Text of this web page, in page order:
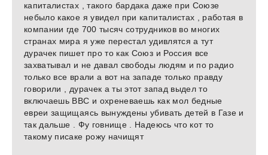
капиталистах , такого бардака даже при Союзе
небыло какое я увидел при капиталистах , работая в
компании где 700 тысяч сотрудников во многих
странах мира я уже перестал удивлятся а тут
дурачек пишет про то как Союз и Россия все
захватывал и не давал свободы людям и по радио
только все врали а вот на западе только правду
говорили , дурачек а ты этот запад выдел то
включаешь ВВС и охреневаешь как мол бедные
евреи защищаясь вынуждены убивать детей в Газе и
так дальше . Фу говнище . Надеюсь что кот то
такому писаке рожу начищят